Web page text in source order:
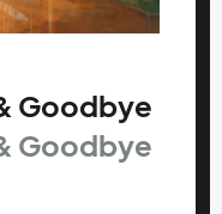
Goodbye
Goodbye